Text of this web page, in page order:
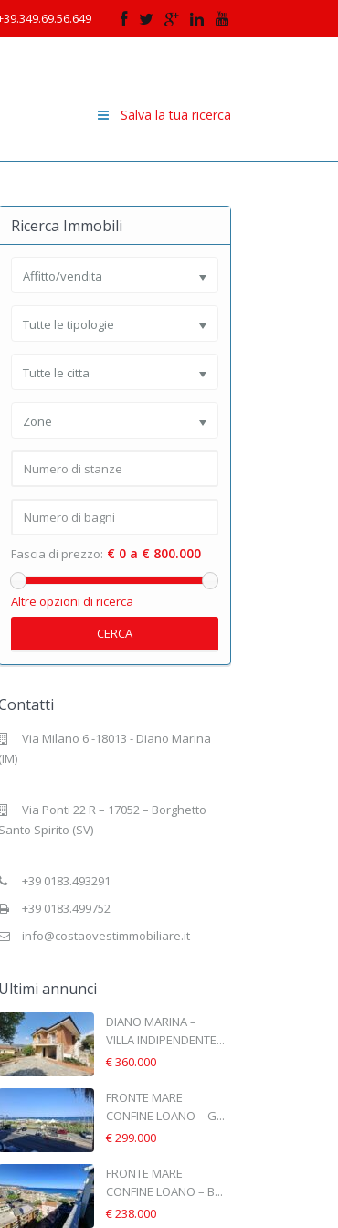
Salva la tua ricerca
Ricerca Immobili
Affitto/vendita
Tutte le tipologie
Tutte le citta
Zone
Fascia di prezzo: € 0 a € 800.000
Altre opzioni di ricerca
CERCA
Via Milano 6 -18013 - Diano Marina
(IM)
Via Ponti 22 R – 17052 – Borghetto
Santo Spirito (SV)
+39 0183.493291
+39 0183.499752
info@costaovestimmobiliare.it
Ultimi annunci
DIANO MARINA –
VILLA INDIPENDENTE...
€ 360.000
FRONTE MARE
CONFINE LOANO – G...
€ 299.000
FRONTE MARE
CONFINE LOANO – B...
€ 238.000